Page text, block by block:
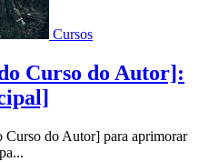
Cursos
Curso do Autor]:
Curso do Autor] para aprimorar